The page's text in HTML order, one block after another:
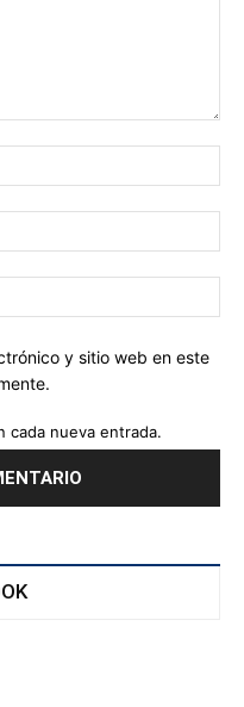
y sitio web en este
cada nueva entrada.